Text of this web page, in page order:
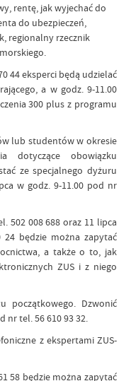
rentę, jak wyjechać do
do ubezpieczeń,
regionalny rzecznik
44 eksperci będą udzielać
a w godz. 9-11.00
300 plus z programu
lub studentów w okresie
dotyczące obowiązku
ze specjalnego dyżuru
w godz. 9-11.00 pod nr
502 008 688 oraz 11 lipca
będzie można zapytać
a także o to, jak
ZUS i z niego
początkowego. Dzwonić
nr tel. 56 610 93 32.
z ekspertami ZUS-
będzie można zapytać